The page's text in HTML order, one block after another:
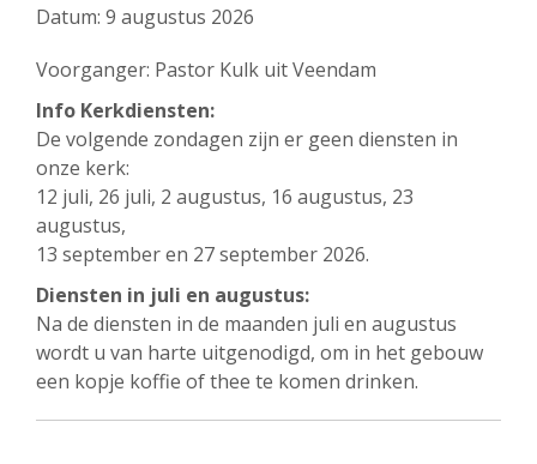
Datum: 9 augustus 2026
Voorganger: Pastor Kulk uit Veendam
Info Kerkdiensten:
De volgende zondagen zijn er geen diensten in
onze kerk:
12 juli, 26 juli, 2 augustus, 16 augustus, 23
augustus,
13 september en 27 september 2026.
Diensten in juli en augustus:
Na de diensten in de maanden juli en augustus
wordt u van harte uitgenodigd, om in het gebouw
een kopje koffie of thee te komen drinken.